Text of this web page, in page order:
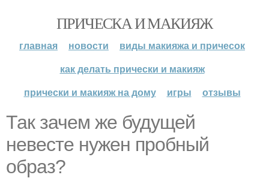
ПРИЧЕСКА И МАКИЯЖ
главная новости
виды макияжа и причесок
как делать прически и макияж
прически и макияж на дому
игры отзывы
Так зачем же будущей
невесте нужен пробный
образ?